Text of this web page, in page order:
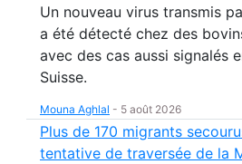
Un nouveau virus transmis
a été détecté chez des
avec des cas aussi signalés
Suisse.
Mouna Aghlal - 5 août 2026
Plus de 170 migrants
tentative de traversée de la